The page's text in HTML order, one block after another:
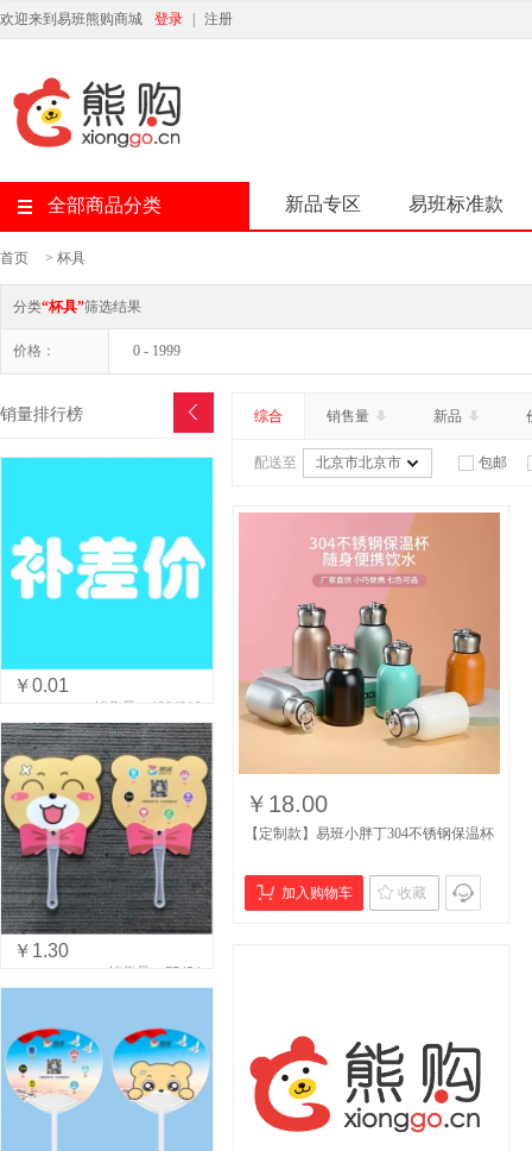
欢迎来到易班熊购商城 登录 注册
全部商品分类 新品专区 易班标准款
首页 > 杯具
分类“杯具”筛选结果
价格： 0 - 1999
销量排行榜
￥0.01
销售量：1904216
￥1.30
销售量：77454
综合 销售量 新品
配送至 北京市北京市 包邮
￥18.00
【定制款】易班小胖丁304不锈钢保温杯
加入购物车 收藏